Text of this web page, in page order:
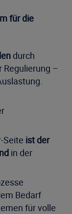
für die
durch
Regulierung –
Seite ist der
in der
Bedarf
für volle